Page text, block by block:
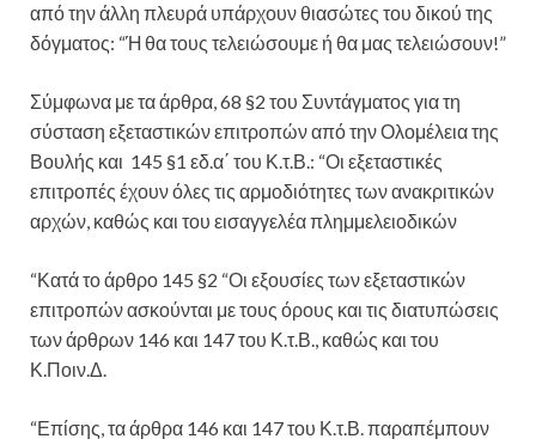
από την άλλη πλευρά υπάρχουν θιασώτες του δικού της
δόγματος: “Ή θα τους τελειώσουμε ή θα μας τελειώσουν!”
Σύμφωνα με τα άρθρα, 68 §2 του Συντάγματος για τη
σύσταση εξεταστικών επιτροπών από την Ολομέλεια της
Βουλής και 145 §1 εδ.α΄ του Κ.τ.Β.: “Οι εξεταστικές
επιτροπές έχουν όλες τις αρμοδιότητες των ανακριτικών
αρχών, καθώς και του εισαγγελέα πλημμελειοδικών
“Κατά το άρθρο 145 §2 “Οι εξουσίες των εξεταστικών
επιτροπών ασκούνται με τους όρους και τις διατυπώσεις
των άρθρων 146 και 147 του Κ.τ.Β., καθώς και του
Κ.Ποιν.Δ.
“Επίσης, τα άρθρα 146 και 147 του Κ.τ.Β. παραπέμπουν